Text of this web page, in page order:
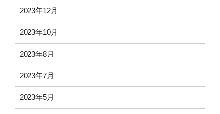
2023年12月
2023年10月
2023年8月
2023年7月
2023年5月